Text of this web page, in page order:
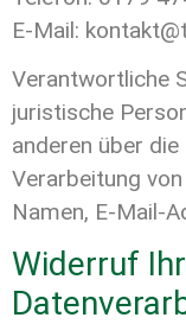
E-Mail:
Verantwortliche
juristische
anderen über
Verarbeitung
Namen, E-Mail-
Widerruf